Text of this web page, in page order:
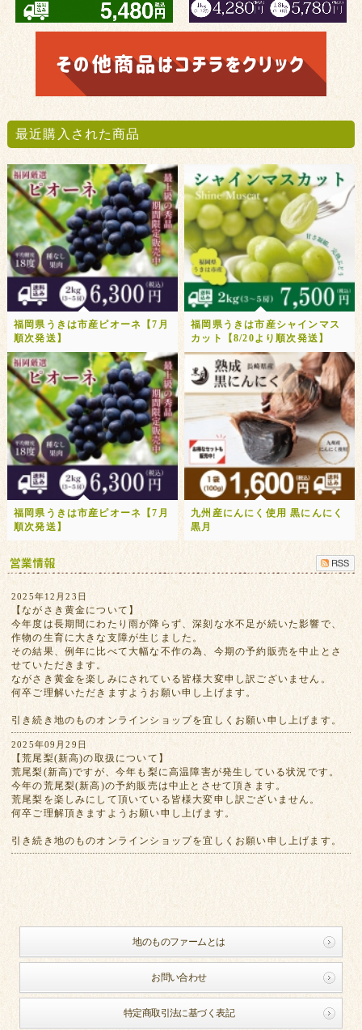
最近購入された商品
福岡県うきは市産ピオーネ【7月
順次発送】
福岡県うきは市産シャインマス
カット【8/20より順次発送】
福岡県うきは市産ピオーネ【7月
順次発送】
九州産にんにく使用 黒にんにく
黒月
2025年12月23日
【ながさき黄金について】
今年度は長期間にわたり雨が降らず、深刻な水不足が続いた影響で、
作物の生育に大きな支障が生じました。
その結果、例年に比べて大幅な不作の為、今期の予約販売を中止とさ
せていただきます。
ながさき黄金を楽しみにされている皆様大変申し訳ございません。
何卒ご理解いただきますようお願い申し上げます。
引き続き地のものオンラインショップを宜しくお願い申し上げます。
2025年09月29日
【荒尾梨(新高)の取扱について】
荒尾梨(新高)ですが、今年も梨に高温障害が発生している状況です。
今年の荒尾梨(新高)の予約販売は中止とさせて頂きます。
荒尾梨を楽しみにして頂いている皆様大変申し訳ございません。
何卒ご理解頂きますようお願い申し上げます。
引き続き地のものオンラインショップを宜しくお願い申し上げます。
地のものファームとは
お問い合わせ
特定商取引法に基づく表記